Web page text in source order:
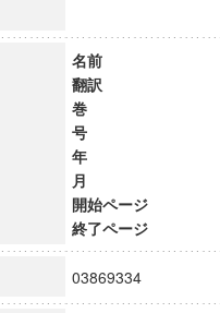
名前
翻訳
巻
号
年
月
開始ページ
終了ページ
03869334